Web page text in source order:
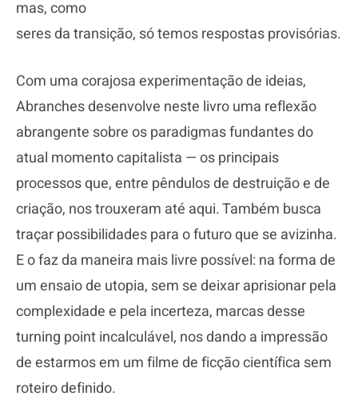
mas, como
seres da transição, só temos respostas provisórias.
Com uma corajosa experimentação de ideias,
Abranches desenvolve neste livro uma reflexão
abrangente sobre os paradigmas fundantes do
atual momento capitalista — os principais
processos que, entre pêndulos de destruição e de
criação, nos trouxeram até aqui. Também busca
traçar possibilidades para o futuro que se avizinha.
E o faz da maneira mais livre possível: na forma de
um ensaio de utopia, sem se deixar aprisionar pela
complexidade e pela incerteza, marcas desse
turning point incalculável, nos dando a impressão
de estarmos em um filme de ficção científica sem
roteiro definido.